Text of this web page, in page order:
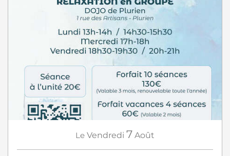
Le Vendredi 7 Août